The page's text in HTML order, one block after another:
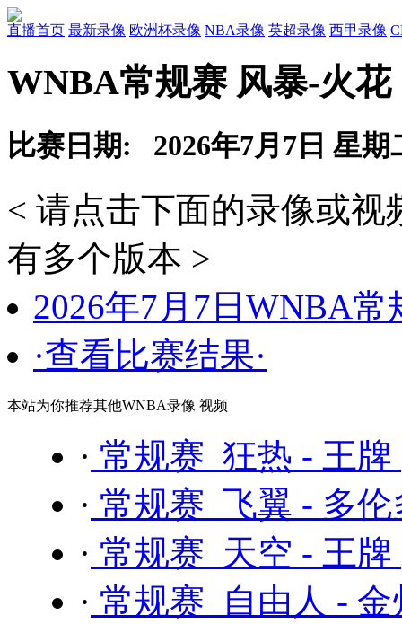
直播首页 最新录像 欧洲杯录像 NBA录像 英超录像 西甲录像
WNBA常规赛 风暴-火花
比赛日期: 2026年7月7日 星期
< 请点击下面的录像或
有多个版本 >
2026年7月7日WNBA
·查看比赛结果·
本站为你推荐其他WNBA录像 视频
· 常规赛 狂热 - 王牌
· 常规赛 飞翼 - 多
· 常规赛 天空 - 王牌
· 常规赛 自由人 -